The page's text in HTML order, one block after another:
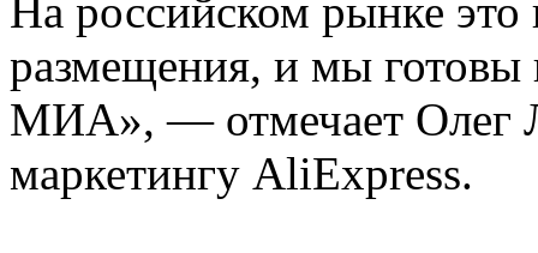
На российском рынке
размещения, и мы готовы
МИА», — отмечает Олег
маркетингу AliExpress.